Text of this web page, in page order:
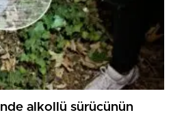
alkollü sürücünün